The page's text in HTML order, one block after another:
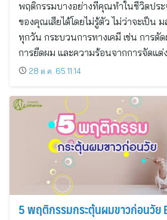
พฤติกรรมบางอย่างที่คุณทำในชีวิตปร
ของคุณเสียได้โดยไม่รู้ตัว ไม่ว่าจะเป็น
ทุกวัน กระบวนการทางเคมี เช่น การดั
การยืดผม และความร้อนจากการจัดแต่
28 ต.ค. 65 11:14
5 พฤติกรรมกระตุ้นผมขาวก่อนวัย